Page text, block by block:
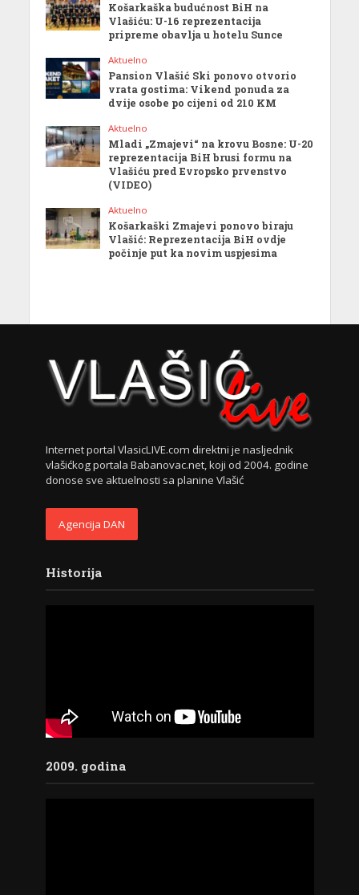
Košarkaška budućnost BiH na
Vlašiću: U-16 reprezentacija
pripreme obavlja u hotelu Sunce
Aktuelno
Pansion Vlašić Ski ponovo otvorio
vrata gostima: Vikend ponuda za
dvije osobe po cijeni od 210 KM
Aktuelno
Mladi „Zmajevi“ na krovu Bosne: U-20
reprezentacija BiH brusi formu na
Vlašiću pred Evropsko prvenstvo
(VIDEO)
Aktuelno
Košarkaški Zmajevi ponovo biraju
Vlašić: Reprezentacija BiH ovdje
počinje put ka novim uspjesima
Internet portal VlasicLIVE.com direktni je nasljednik
vlašićkog portala Babanovac.net, koji od 2004. godine
donose sve aktuelnosti sa planine Vlašić
Agencija DAN
Historija
2009. godina